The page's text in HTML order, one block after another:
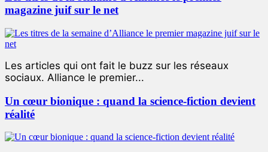
magazine juif sur le net
Les articles qui ont fait le buzz sur les réseaux
sociaux. Alliance le premier...
Un cœur bionique : quand la science-fiction devient
réalité